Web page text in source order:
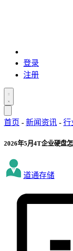
登录
注册
首页 - 新闻资讯 - 行
2026年5月4T企业硬盘
道通存储